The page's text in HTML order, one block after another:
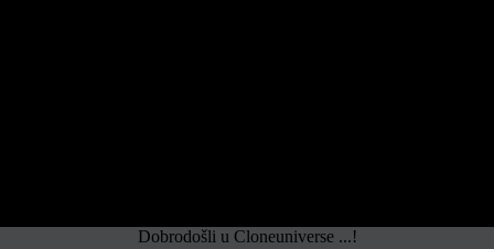
Dobrodošli u Cloneuniverse ...!